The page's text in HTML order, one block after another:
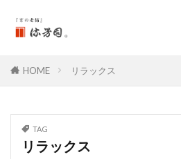
HOME リラックス
TAG
リラックス